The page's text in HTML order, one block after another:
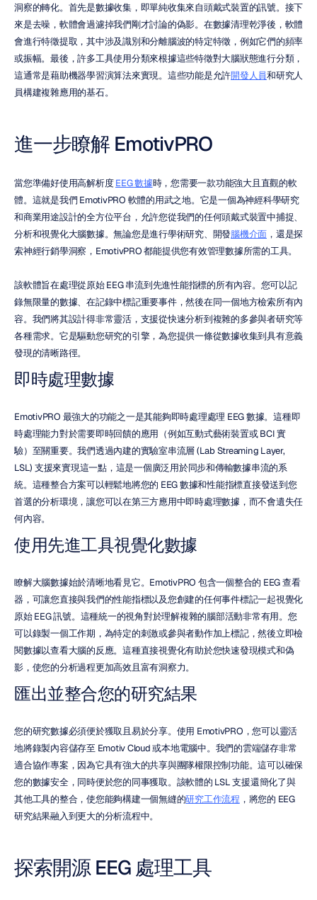
洞察的轉化。首先是數據收集，即單純收集來自頭戴式裝置的訊號。接下
來是去噪，軟體會過濾掉我們剛才討論的偽影。在數據清理乾淨後，軟體
會進行特徵提取，其中涉及識別和分離腦波的特定特徵，例如它們的頻率
或振幅。最後，許多工具使用分類來根據這些特徵對大腦狀態進行分類，
這通常是藉助機器學習演算法來實現。這些功能是允許開發人員和研究人
員構建複雜應用的基石。
進一步瞭解 EmotivPRO
當您準備好使用高解析度 EEG 數據時，您需要一款功能強大且直觀的軟
體。這就是我們 EmotivPRO 軟體的用武之地。它是一個為神經科學研究
和商業用途設計的全方位平台，允許您從我們的任何頭戴式裝置中捕捉、
分析和視覺化大腦數據。無論您是進行學術研究、開發腦機介面 ，還是探
索神經行銷學洞察，EmotivPRO 都能提供您有效管理數據所需的工具。
該軟體旨在處理從原始 EEG 串流到先進性能指標的所有內容。您可以記
錄無限量的數據、在記錄中標記重要事件，然後在同一個地方檢索所有內
容。我們將其設計得非常靈活，支援從快速分析到複雜的多參與者研究等
各種需求。它是驅動您研究的引擎，為您提供一條從數據收集到具有意義
發現的清晰路徑。
即時處理數據
EmotivPRO 最強大的功能之一是其能夠即時處理處理 EEG 數據。這種即
時處理能力對於需要即時回饋的應用（例如互動式藝術裝置或 BCI 實
驗）至關重要。我們透過內建的實驗室串流層 (Lab Streaming Layer,
LSL) 支援來實現這一點，這是一個廣泛用於同步和傳輸數據串流的系
統。這種整合方案可以輕鬆地將您的 EEG 數據和性能指標直接發送到您
首選的分析環境，讓您可以在第三方應用中即時處理數據，而不會遺失任
何內容。
使用先進工具視覺化數據
瞭解大腦數據始於清晰地看見它。EmotivPRO 包含一個整合的 EEG 查看
器，可讓您直接與我們的性能指標以及您創建的任何事件標記一起視覺化
原始 EEG 訊號。這種統一的視角對於理解複雜的腦部活動非常有用。您
可以錄製一個工作期，為特定的刺激或參與者動作加上標記，然後立即檢
閱數據以查看大腦的反應。這種直接視覺化有助於您快速發現模式和偽
影，使您的分析過程更加高效且富有洞察力。
匯出並整合您的研究結果
您的研究數據必須便於獲取且易於分享。使用 EmotivPRO，您可以靈活
地將錄製內容儲存至 Emotiv Cloud 或本地電腦中。我們的雲端儲存非常
適合協作專案，因為它具有強大的共享與團隊權限控制功能。這可以確保
您的數據安全，同時便於您的同事獲取。該軟體的 LSL 支援還簡化了與
其他工具的整合，使您能夠構建一個無縫的研究工作流程 ，將您的 EEG
研究結果融入到更大的分析流程中。
探索開源 EEG 處理工具